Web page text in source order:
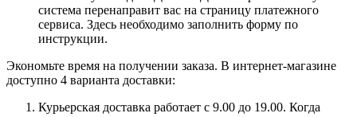
система перенаправит вас на страницу платежного
сервиса. Здесь необходимо заполнить форму по
инструкции.
Экономьте время на получении заказа. В интернет-магазине
доступно 4 варианта доставки:
Курьерская доставка работает с 9.00 до 19.00. Когда